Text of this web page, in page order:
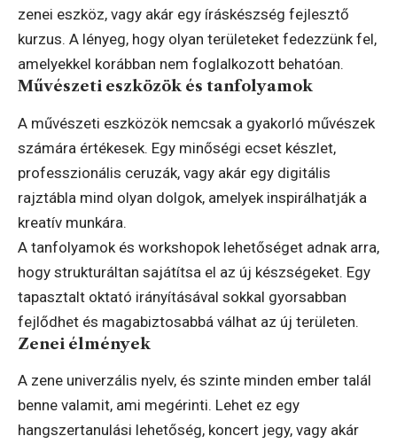
zenei eszköz, vagy akár egy íráskészség fejlesztő
kurzus. A lényeg, hogy olyan területeket fedezzünk fel,
amelyekkel korábban nem foglalkozott behatóan.
Művészeti eszközök és tanfolyamok
A művészeti eszközök nemcsak a gyakorló művészek
számára értékesek. Egy minőségi ecset készlet,
professzionális ceruzák, vagy akár egy digitális
rajztábla mind olyan dolgok, amelyek inspirálhatják a
kreatív munkára.
A tanfolyamok és workshopok lehetőséget adnak arra,
hogy strukturáltan sajátítsa el az új készségeket. Egy
tapasztalt oktató irányításával sokkal gyorsabban
fejlődhet és magabiztosabbá válhat az új területen.
Zenei élmények
A zene univerzális nyelv, és szinte minden ember talál
benne valamit, ami megérinti. Lehet ez egy
hangszertanulási lehetőség, koncert jegy, vagy akár